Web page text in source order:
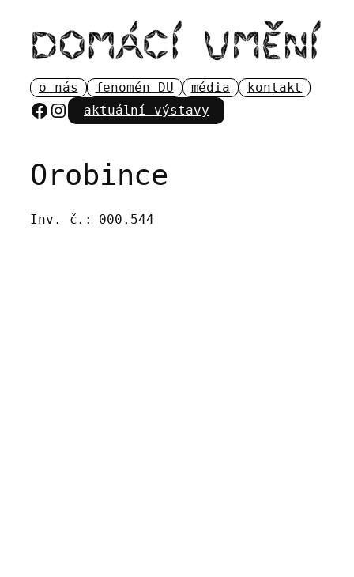
obsah
o nás fenomén DU média kontakt
Facebook
Instagram
aktuální výstavy
Orobince
Inv. č.: 000.544